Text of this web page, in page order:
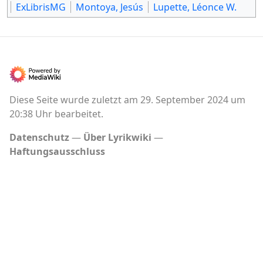
ExLibrisMG
Montoya, Jesús Lupette, Léonce W.
Diese Seite wurde zuletzt am 29. September 2024 um
20:38 Uhr bearbeitet.
Datenschutz
Über Lyrikwiki
Haftungsausschluss